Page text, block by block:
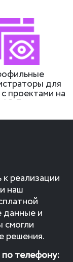
для
проектами на
1С-Битрикс
реализации
наш
данные и
смогли
решения.
по телефону: